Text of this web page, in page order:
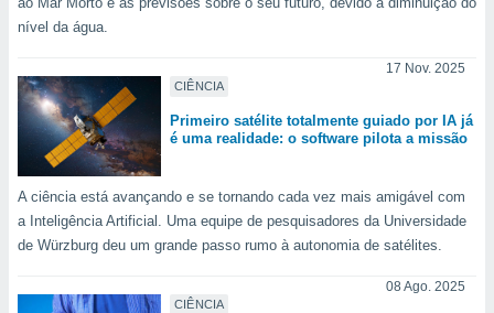
na nossa
e
cookies
parte
nível da água.
CIÊNCIA
17 Nov. 2025
Primeiro satélite totalmente guiado por IA já
é uma realidade: o software pilota a missão
A ciência está avançando e se tornando cada vez mais amigável com
a Inteligência Artificial. Uma equipe de pesquisadores da Universidade
de Würzburg deu um grande passo rumo à autonomia de satélites.
CIÊNCIA
08 Ago. 2025